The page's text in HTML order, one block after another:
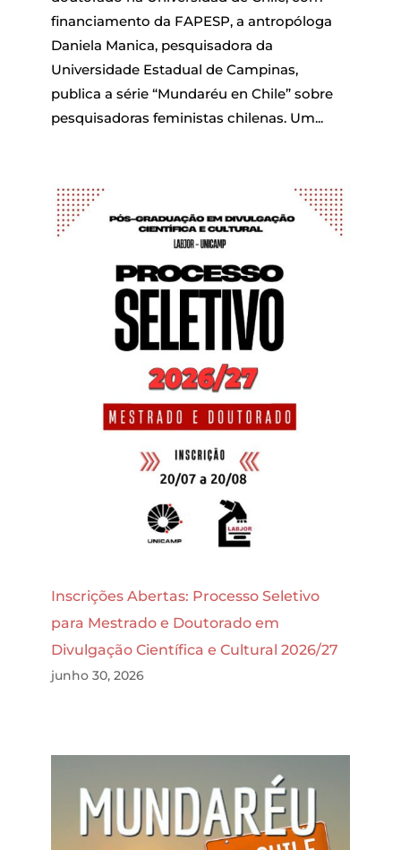
financiamento da FAPESP, a antropóloga
Daniela Manica, pesquisadora da
Universidade Estadual de Campinas,
publica a série “Mundaréu en Chile” sobre
pesquisadoras feministas chilenas. Um...
Inscrições Abertas: Processo Seletivo
para Mestrado e Doutorado em
Divulgação Científica e Cultural 2026/27
junho 30, 2026